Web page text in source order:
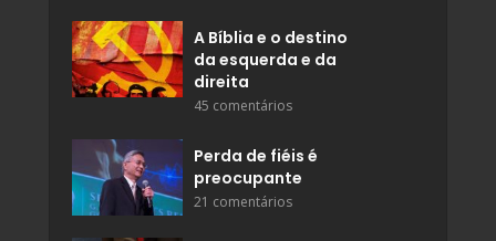
A Bíblia e o destino
da esquerda e da
direita
45 comentários
Perda de fiéis é
preocupante
21 comentários